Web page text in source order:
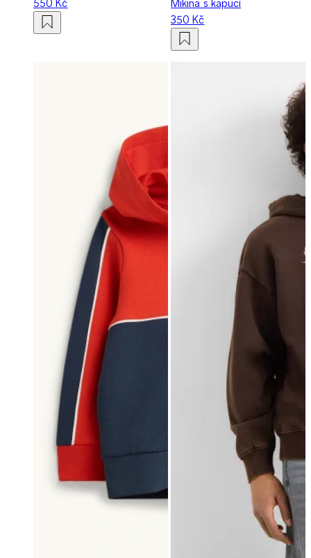
350 Kč